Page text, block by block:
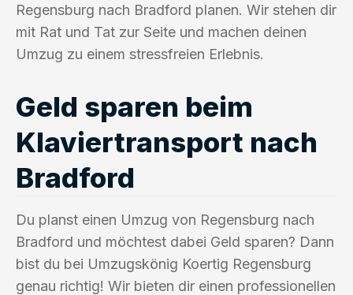
Regensburg nach Bradford planen. Wir stehen dir
mit Rat und Tat zur Seite und machen deinen
Umzug zu einem stressfreien Erlebnis.
Geld sparen beim
Klaviertransport nach
Bradford
Du planst einen Umzug von Regensburg nach
Bradford und möchtest dabei Geld sparen? Dann
bist du bei Umzugskönig Koertig Regensburg
genau richtig! Wir bieten dir einen professionellen